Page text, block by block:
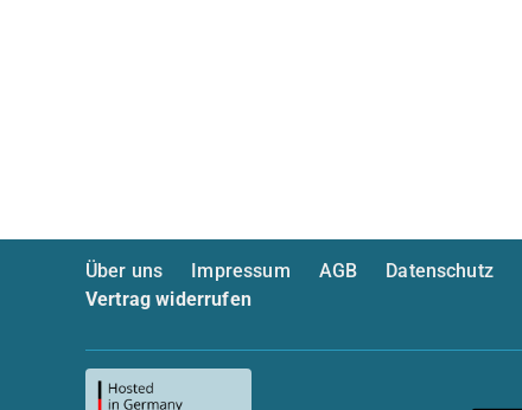
Über uns Impressum AGB Datenschutz
Vertrag widerrufen